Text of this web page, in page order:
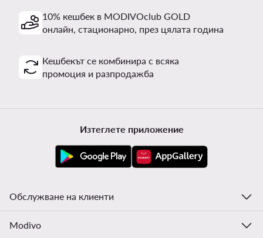
10% кешбек в MODIVOclub GOLD
онлайн, стационарно, през цялата година
Кешбекът се комбинира с всяка
промоция и разпродажба
Изтеглете приложение
Обслужване на клиенти
Modivo